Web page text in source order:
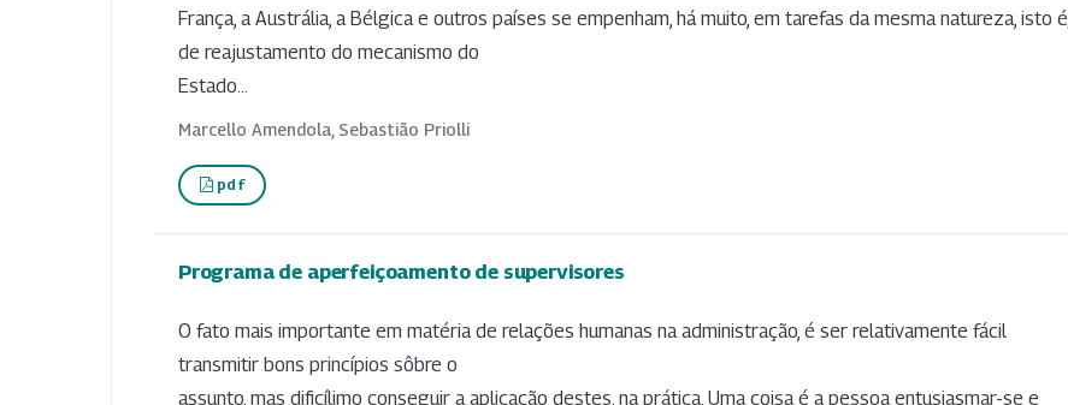
França, a Austrália, a Bélgica e outros países se empenham, há muito, em tarefas da mesma natureza, isto é,
de reajustamento do mecanismo do
Estado...
Marcello Amendola, Sebastião Priolli
pdf
Programa de aperfeiçoamento de supervisores
O fato mais importante em matéria de relações humanas na administração, é ser relativamente fácil
transmitir bons princípios sôbre o
assunto, mas dificílimo conseguir a aplicação destes, na prática. Uma coisa é a pessoa entusiasmar-se e